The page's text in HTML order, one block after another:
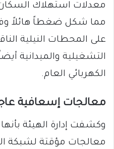
معدلات استهلاك
مما شكل ضغطاً هائلاً
على المحطات النيلية
التشغيلية والميدانية
الكهربائي العام.
معالجات إسعافية
وكشفت إدارة الهيئة
معالجات مؤقتة لشبكة